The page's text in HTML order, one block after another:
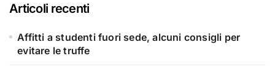
Articoli recenti
Affitti a studenti fuori sede, alcuni consigli per
evitare le truffe